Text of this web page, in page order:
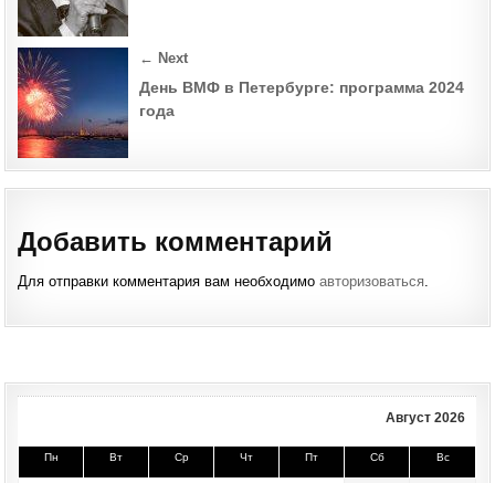
← Next
День ВМФ в Петербурге: программа 2024
года
Добавить комментарий
Для отправки комментария вам необходимоавторизоваться.
Август 2026
Пн Вт Ср Чт Пт Сб Вс